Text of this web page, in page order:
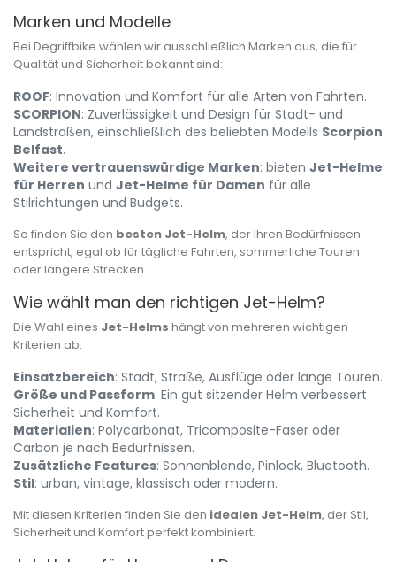
Marken und Modelle
Bei Degriffbike wählen wir ausschließlich Marken aus, die für
Qualität und Sicherheit bekannt sind:
ROOF: Innovation und Komfort für alle Arten von Fahrten.
SCORPION: Zuverlässigkeit und Design für Stadt- und
Landstraßen, einschließlich des beliebten Modells Scorpion
Belfast.
Weitere vertrauenswürdige Marken: bieten Jet-Helme
für Herren und Jet-Helme für Damen für alle
Stilrichtungen und Budgets.
So finden Sie den besten Jet-Helm, der Ihren Bedürfnissen
entspricht, egal ob für tägliche Fahrten, sommerliche Touren
oder längere Strecken.
Wie wählt man den richtigen Jet-Helm?
Die Wahl eines Jet-Helms hängt von mehreren wichtigen
Kriterien ab:
Einsatzbereich: Stadt, Straße, Ausflüge oder lange Touren.
Größe und Passform: Ein gut sitzender Helm verbessert
Sicherheit und Komfort.
Materialien: Polycarbonat, Tricomposite-Faser oder
Carbon je nach Bedürfnissen.
Zusätzliche Features: Sonnenblende, Pinlock, Bluetooth.
Stil: urban, vintage, klassisch oder modern.
Mit diesen Kriterien finden Sie den idealen Jet-Helm, der Stil,
Sicherheit und Komfort perfekt kombiniert.